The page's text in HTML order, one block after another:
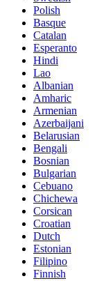
Polish
Basque
Catalan
Esperanto
Hindi
Lao
Albanian
Amharic
Armenian
Azerbaijani
Belarusian
Bengali
Bosnian
Bulgarian
Cebuano
Chichewa
Corsican
Croatian
Dutch
Estonian
Filipino
Finnish